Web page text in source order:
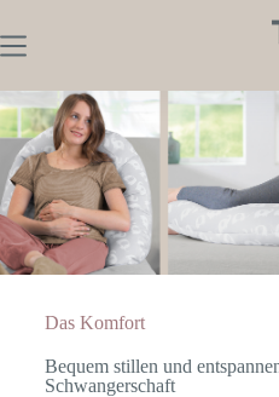
Das Komfort
Bequem stillen und
Schwangerschaft